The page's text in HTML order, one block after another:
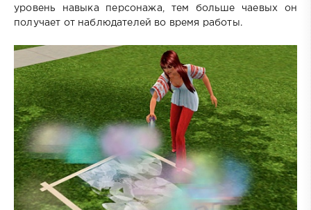
уровень навыка персонажа, тем больше чаевых он
получает от наблюдателей во время работы.